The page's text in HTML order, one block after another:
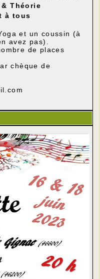
Théorie
à tous
et un coussin (à
avez pas).
de places
chèque de